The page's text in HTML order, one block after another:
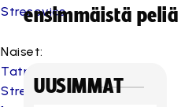
Stresovice
Naiset:
Tatran
Stresovice–
ensimmäistä peliä
UUSIMMAT